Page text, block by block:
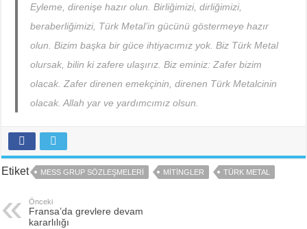
Eyleme, direnişe hazır olun. Birliğimizi, dirliğimizi,
beraberliğimizi, Türk Metal’in gücünü göstermeye hazır
olun. Bizim başka bir güce ihtiyacımız yok. Biz Türk Metal
olursak, bilin ki zafere ulaşırız. Biz eminiz: Zafer bizim
olacak. Zafer direnen emekçinin, direnen Türk Metalcinin
olacak. Allah yar ve yardımcımız olsun.
Etiket MESS GRUP SÖZLEŞMELERI MITINGLER TÜRK METAL
Önceki
Fransa’da grevlere devam
kararlılığı